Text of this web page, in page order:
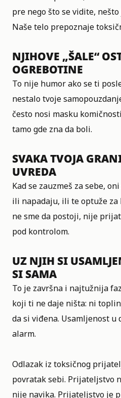
pre nego što se vidite,
Naše telo prepoznaje
NJIHOVE „ŠALE“
OGREBOTINE
To nije humor ako se ti
nestalo tvoje
često nosi masku
tamo gde zna da boli.
SVAKA TVOJA
UVREDA
Kad se zauzmeš za sebe,
ili napadaju, ili te optuže za
ne sme da postoji, nije
pod kontrolom.
UZ NJIH SI
SI SAMA
To je završna i najtužnija
koji ti ne daje ništa: ni
da si viđena. Usamljenost
alarm.
Odlazak iz toksičnog
povratak sebi. Prijateljstvo
nije navika. Prijateljstvo je